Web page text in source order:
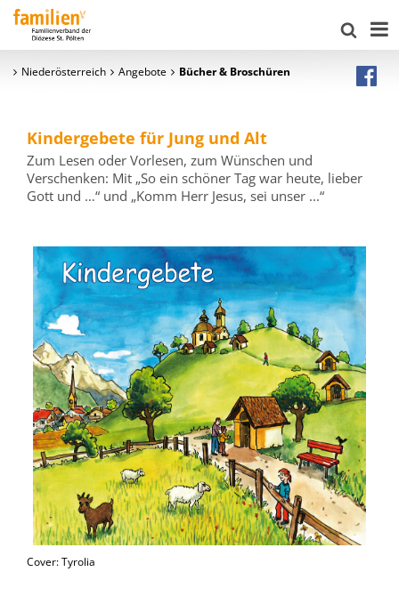
Niederösterreich Angebote Bücher & Broschüren
Kindergebete für Jung und Alt
Zum Lesen oder Vorlesen, zum Wünschen und
Verschenken: Mit „So ein schöner Tag war heute, lieber
Gott und …“ und „Komm Herr Jesus, sei unser ...“
Cover: Tyrolia